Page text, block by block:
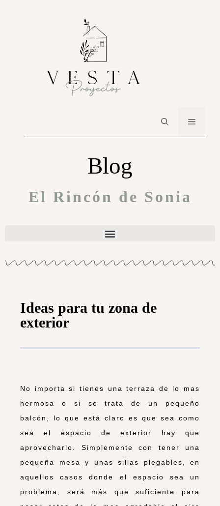
Blog
El Rincón de Sonia
Ideas para tu zona de
exterior
No importa si tienes una terraza de lo mas
hermosa o si se trata de un pequeño
balcón, lo que está claro es que sea como
sea el espacio de exterior hay que
aprovecharlo. Simplemente con tener una
pequeña mesa y unas sillas plegables, en
aquellos casos donde el espacio sea un
problema, será más que suficiente para